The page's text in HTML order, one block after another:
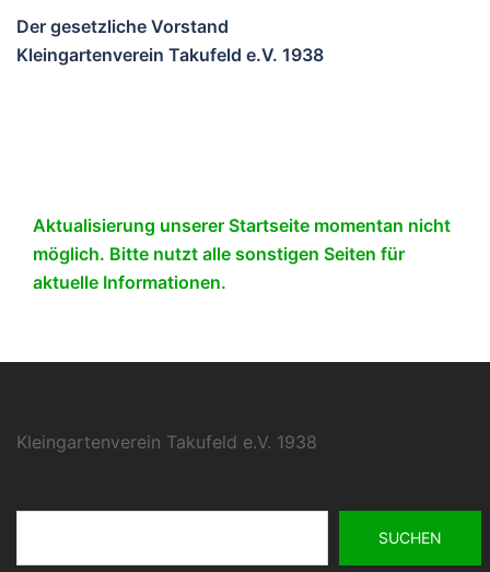
Der gesetzliche Vorstand
Kleingartenverein Takufeld e.V. 1938
Aktualisierung unserer Startseite momentan nicht
möglich. Bitte nutzt alle sonstigen Seiten für
aktuelle Informationen.
Kleingartenverein Takufeld e.V. 1938
SUCHEN